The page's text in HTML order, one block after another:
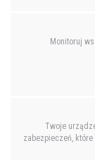
Monitoruj
Twoje
zabezpieczeń,